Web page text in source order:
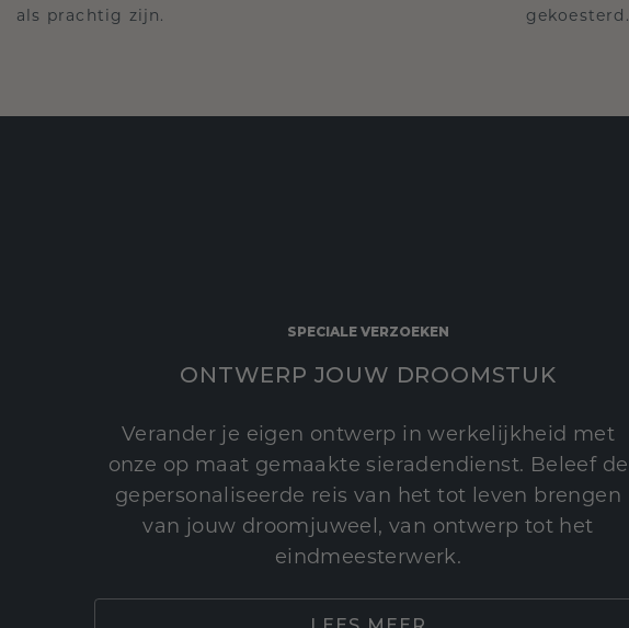
als prachtig zijn.
gekoesterd.
SPECIALE VERZOEKEN
ONTWERP JOUW DROOMSTUK
Verander je eigen ontwerp in werkelijkheid met
onze op maat gemaakte sieradendienst. Beleef de
gepersonaliseerde reis van het tot leven brengen
van jouw droomjuweel, van ontwerp tot het
eindmeesterwerk.